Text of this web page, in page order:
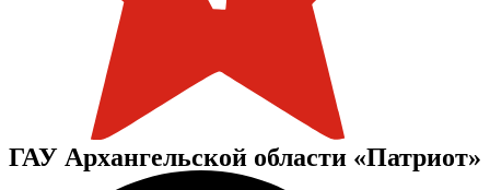
ГАУ Архангельской области «Патриот»